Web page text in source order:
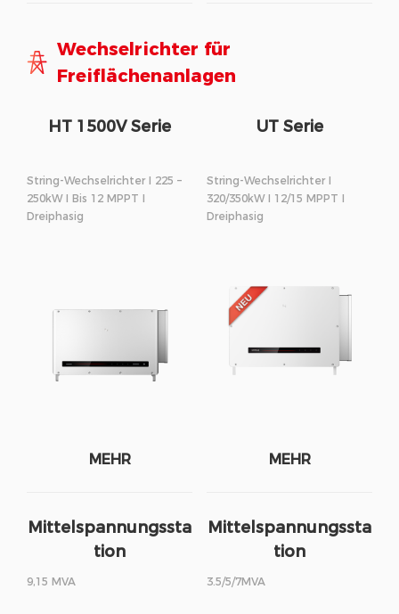
Wechselrichter für
Freiflächenanlagen
HT 1500V Serie
String-Wechselrichter I 225 –
250kW I Bis 12 MPPT I
Dreiphasig
MEHR
UT Serie
String-Wechselrichter I
320/350kW I 12/15 MPPT I
Dreiphasig
MEHR
Mittelspannungssta
tion
9,15 MVA
Mittelspannungssta
tion
3.5/5/7MVA